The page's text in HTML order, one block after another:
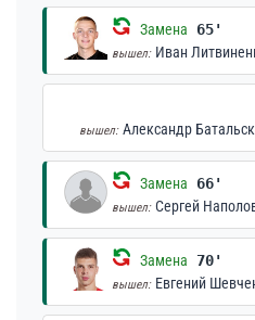
Замена 65'
вышел: Иван
вышел: Александр
Замена 66'
вышел: Сергей
Замена 70'
вышел: Евгений